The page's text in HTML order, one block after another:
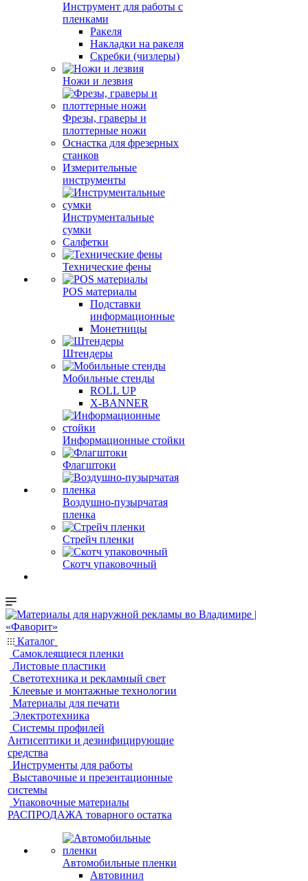
Инструмент для работы с
пленками
Ракеля
Накладки на ракеля
Скребки (чизлеры)
Ножи и лезвия
Фрезы, граверы и
плоттерные ножи
Оснастка для фрезерных
станков
Измерительные
инструменты
Инструментальные
сумки
Салфетки
Технические фены
POS материалы
Подставки
информационные
Монетницы
Штендеры
Мобильные стенды
ROLL UP
X-BANNER
Информационные стойки
Флагштоки
Воздушно-пузырчатая
пленка
Стрейч пленки
Скотч упаковочный
Каталог
Самоклеящиеся пленки
Листовые пластики
Светотехника и рекламный свет
Клеевые и монтажные технологии
Материалы для печати
Электротехника
Системы профилей
Антисептики и дезинфицирующие
средства
Инструменты для работы
Выставочные и презентационные
системы
Упаковочные материалы
РАСПРОДАЖА товарного остатка
Автомобильные пленки
Автовинил